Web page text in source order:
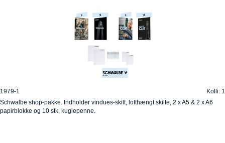
1979-1
Kolli: 1
Schwalbe shop-pakke. Indholder vindues-skilt, lofthængt skilte, 2 x A5 & 2 x A6
papirblokke og 10 stk. kuglepenne.